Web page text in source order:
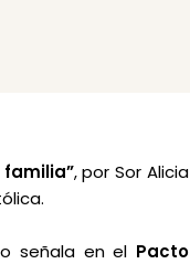
familia”, por Sor Alicia
señala en el Pacto